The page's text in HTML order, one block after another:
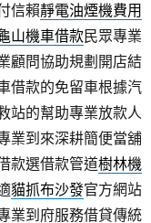
信賴靜電油煙機費用
山機車借款民眾專業
顧問協助規劃開店結
借款的免留車根據汽
站的幫助專業放款人
業到來深耕簡便當舖
款選借款管道樹林機
貓抓布沙發官方網站
業到府服務借貸傳統